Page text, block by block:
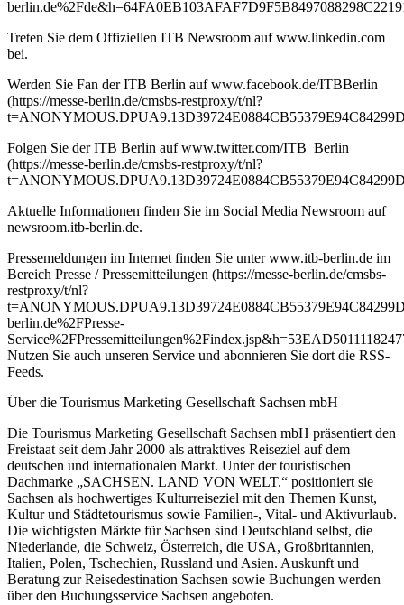
Treten Sie dem Offiziellen ITB Newsroom auf www.linkedin.com
bei.
Werden Sie Fan der ITB Berlin auf www.facebook.de/ITBBerlin
(https://messe-berlin.de/cmsbs-restproxy/t/nl?
Folgen Sie der ITB Berlin auf www.twitter.com/ITB_Berlin
(https://messe-berlin.de/cmsbs-restproxy/t/nl?
Aktuelle Informationen finden Sie im Social Media Newsroom auf
newsroom.itb-berlin.de.
Pressemeldungen im Internet finden Sie unter www.itb-berlin.de im
Bereich Presse / Pressemitteilungen (https://messe-berlin.de/cmsbs-
restproxy/t/nl?
berlin.de%2FPresse-
Nutzen Sie auch unseren Service und abonnieren Sie dort die RSS-
Feeds.
Über die Tourismus Marketing Gesellschaft Sachsen mbH
Die Tourismus Marketing Gesellschaft Sachsen mbH präsentiert den
Freistaat seit dem Jahr 2000 als attraktives Reiseziel auf dem
deutschen und internationalen Markt. Unter der touristischen
Dachmarke „SACHSEN. LAND VON WELT.“ positioniert sie
Sachsen als hochwertiges Kulturreiseziel mit den Themen Kunst,
Kultur und Städtetourismus sowie Familien-, Vital- und Aktivurlaub.
Die wichtigsten Märkte für Sachsen sind Deutschland selbst, die
Niederlande, die Schweiz, Österreich, die USA, Großbritannien,
Italien, Polen, Tschechien, Russland und Asien. Auskunft und
Beratung zur Reisedestination Sachsen sowie Buchungen werden
über den Buchungsservice Sachsen angeboten.